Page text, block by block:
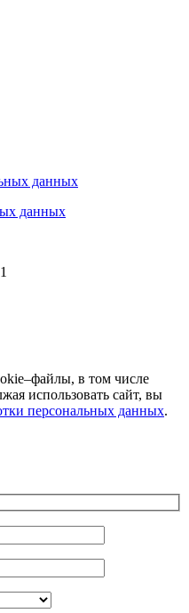
данных
данных
в том числе
использовать сайт, вы
персональных данных.